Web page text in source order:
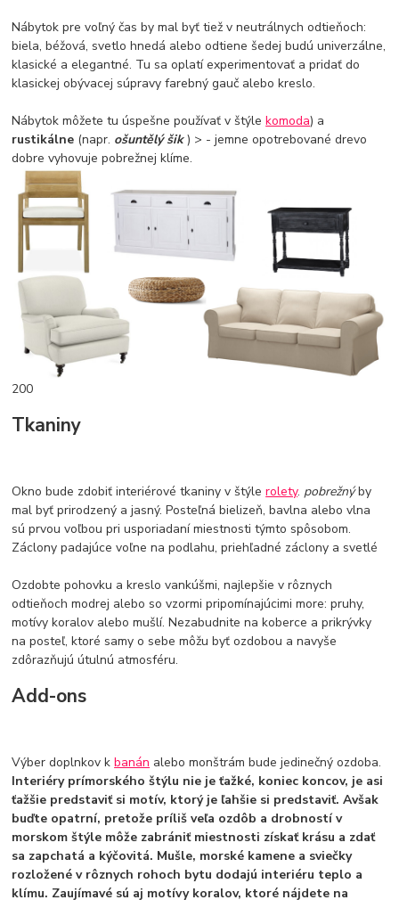
Nábytok pre voľný čas by mal byť tiež v neutrálnych odtieňoch:
biela, béžová, svetlo hnedá alebo odtiene šedej budú univerzálne,
klasické a elegantné. Tu sa oplatí experimentovať a pridať do
klasickej obývacej súpravy farebný gauč alebo kreslo.
Nábytok môžete tu úspešne používať v štýlekomoda) a
rustikálne (napr. ošuntělý šik) > - jemne opotrebované drevo
dobre vyhovuje pobrežnej klíme.
200
Tkaniny
Okno bude zdobiť interiérové tkaniny v štýlerolety. pobrežnýby
mal byť prirodzený a jasný. Posteľná bielizeň, bavlna alebo vlna
sú prvou voľbou pri usporiadaní miestnosti týmto spôsobom.
Záclony padajúce voľne na podlahu, priehľadné záclony a svetlé
Ozdobte pohovku a kreslo vankúšmi, najlepšie v rôznych
odtieňoch modrej alebo so vzormi pripomínajúcimi more: pruhy,
motívy koralov alebo mušlí. Nezabudnite na koberce a prikrývky
na posteľ, ktoré samy o sebe môžu byť ozdobou a navyše
zdôrazňujú útulnú atmosféru.
Add-ons
Výber doplnkov kbanán alebo monštrám bude jedinečný ozdoba.
Interiéry prímorského štýlu nie je ťažké, koniec koncov, je asi
ťažšie predstaviť si motív, ktorý je ľahšie si predstaviť. Avšak
buďte opatrní, pretože príliš veľa ozdôb a drobností v
morskom štýle môže zabrániť miestnosti získať krásu a zdať
sa zapchatá a kýčovitá. Mušle, morské kamene a sviečky
rozložené v rôznych rohoch bytu dodajú interiéru teplo a
klímu. Zaujímavé sú aj motívy koralov, ktoré nájdete na